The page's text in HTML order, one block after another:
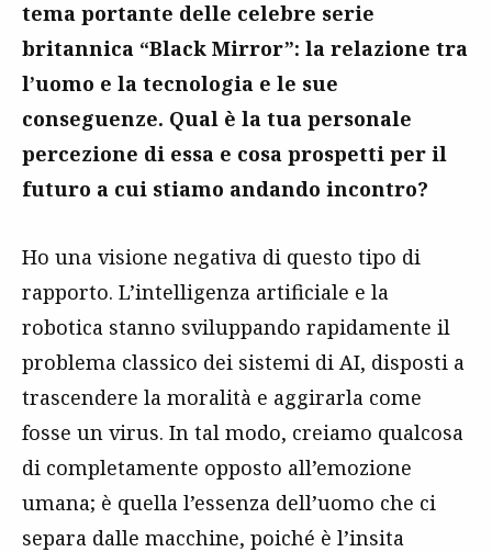
tema portante delle celebre serie
britannica “Black Mirror”: la relazione tra
l’uomo e la tecnologia e le sue
conseguenze. Qual è la tua personale
percezione di essa e cosa prospetti per il
futuro a cui stiamo andando incontro?
Ho una visione negativa di questo tipo di
rapporto. L’intelligenza artificiale e la
robotica stanno sviluppando rapidamente il
problema classico dei sistemi di AI, disposti a
trascendere la moralità e aggirarla come
fosse un virus. In tal modo, creiamo qualcosa
di completamente opposto all’emozione
umana; è quella l’essenza dell’uomo che ci
separa dalle macchine, poiché è l’insita